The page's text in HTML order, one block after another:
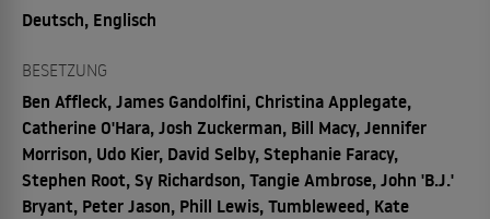
Deutsch, Englisch
BESETZUNG
Ben Affleck, James Gandolfini, Christina Applegate,
Catherine O'Hara, Josh Zuckerman, Bill Macy, Jennifer
Morrison, Udo Kier, David Selby, Stephanie Faracy,
Stephen Root, Sy Richardson, Tangie Ambrose, John 'B.J.'
Bryant, Peter Jason, Phill Lewis, Tumbleweed, Kate